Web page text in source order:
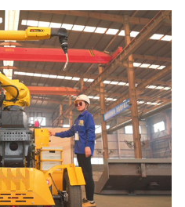
行业新闻
荣誉证书
人力资源
案例中心
联系我们